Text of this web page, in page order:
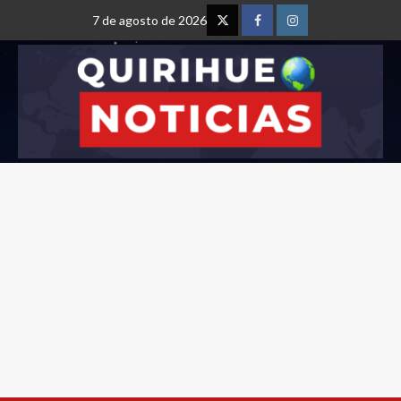
7 de agosto de 2026